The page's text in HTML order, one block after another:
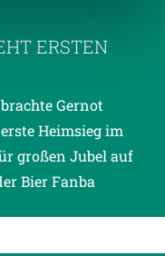
und
ERSTEN
Gernot
Heimsieg im
großen Jubel auf
Bier Fanba